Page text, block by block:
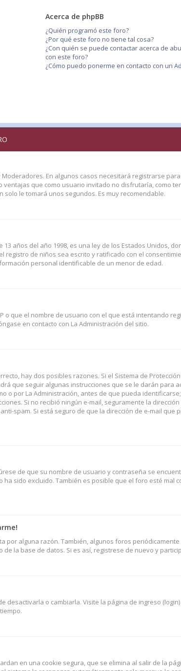
Acerca de phpBB
¿Quién programó este foro?
¿Por qué este foro no tiene tal cosa?
¿Con quién se puede contactar acerca de
con este foro?
¿Cómo puedo ponerme en contacto con un
En algunos casos necesitará registrarse
que como usuario invitado no disfrutaría, como
le tomará unos segundos. Es muy recomendable.
13 años del año 1998, es una ley de los Estados Unidos,
de niños sea escrito y ratificado con el
personal identificable de un menor de edad.
o que el nombre de usuario con el que está intentando
en contacto con La Administración del sitio.
hay dos posibles razones. Si el Sistema de
que seguir algunas instrucciones que se le darán para
o por La Administración, antes de que pueda
Si no recibió ningún e-mail, seguramente la
spam. Si está seguro de que la dirección de e-mail que
de que su nombre de usuario y contraseña se
sido excluido. También es posible que el foro esté mal
por alguna razón. También, algunos foros
la base de datos. Si es así, registrese de nuevo y
desactivarla o cambiarla. Visite la página de ingreso (login)
en una cookie segura, que se elimina al salir de la